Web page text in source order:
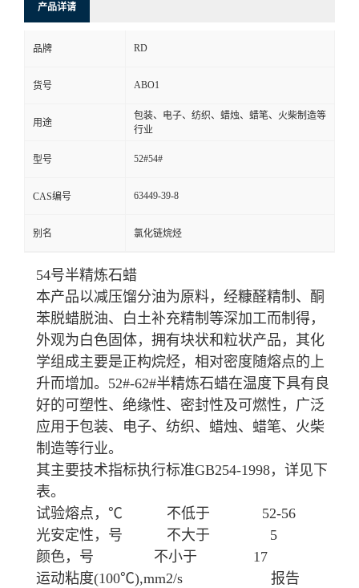
产品详请
品牌 RD
货号 ABO1
用途
包装、电子、纺织、蜡烛、蜡笔、火柴制造等
行业
型号 52#54#
CAS编号 63449-39-8
别名 氯化链烷烃
54号半精炼石蜡
本产品以减压馏分油为原料，经糠醛精制、酮
苯脱蜡脱油、白土补充精制等深加工而制得，
外观为白色固体，拥有块状和粒状产品，其化
学组成主要是正构烷烃，相对密度随熔点的上
升而增加。52#-62#半精炼石蜡在温度下具有良
好的可塑性、绝缘性、密封性及可燃性，广泛
应用于包装、电子、纺织、蜡烛、蜡笔、火柴
制造等行业。
其主要技术指标执行标准GB254-1998，详见下
表。
试验熔点，℃ 不低于 52-56
光安定性，号 不大于 5
颜色，号 不小于 17
运动粘度(100℃),mm2/s 报告